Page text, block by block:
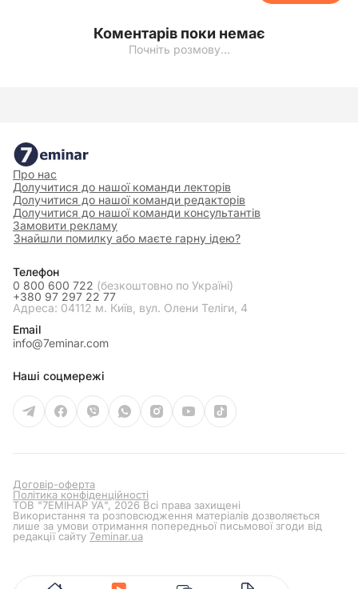
Коментарів поки немає
Почніть розмову…
Про нас
Долучитися до нашої команди лекторів
Долучитися до нашої команди редакторів
Долучитися до нашої команди консультантів
Замовити рекламу
Знайшли помилку або маєте гарну ідею?
Телефон
0 800 600 722 (безкоштовно по Україні)
+380 97 297 22 77
Адреса: 04112 м. Київ, вул. Олени Теліги, 4
Email
info@7eminar.com
Наші соцмережі
Договір-оферта
Політика конфіденційності
ТОВ "7ЕМІНАР УА", 2026 Всі права захищені
Використання та розповсюдження матеріалів дозволяється
лише за умови отримання попередньої письмової згоди від
редакції сайту 7eminar.ua